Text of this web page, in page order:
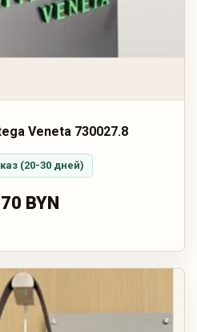
Veneta 730027.8
(20-30 дней)
BYN